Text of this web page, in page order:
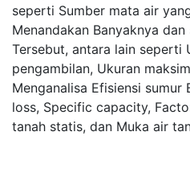
seperti Sumber mata air
Menandakan Banyaknya
Tersebut, antara lain seperti
pengambilan, Ukuran
Menganalisa Efisiensi sumur
loss, Specific capacity,
tanah statis, dan Muka air